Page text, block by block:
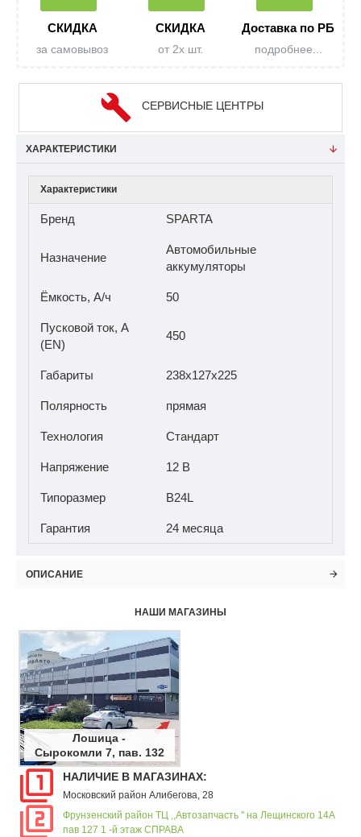
СКИДКА
за самовывоз
СКИДКА
от 2х шт.
Доставка по РБ
подробнее...
СЕРВИСНЫЕ ЦЕНТРЫ
НАШИ МАГАЗИНЫ
Лошица -
Сырокомли 7, пав. 132
НАЛИЧИЕ В МАГАЗИНАХ:
Московский район Алибегова, 28
Фрунзенский район ТЦ ,,Автозапчасть '' на Лещинского 14А
пав 127 1 -й этаж СПРАВА
ХАРАКТЕРИСТИКИ
Характеристики
Бренд SPARTA
Назначение
Автомобильные
аккумуляторы
Ёмкость, А/ч 50
Пусковой ток, A
(EN)
450
Габариты 238x127x225
Полярность прямая
Технология Стандарт
Напряжение 12 В
Типоразмер B24L
Гарантия 24 месяца
ОПИСАНИЕ